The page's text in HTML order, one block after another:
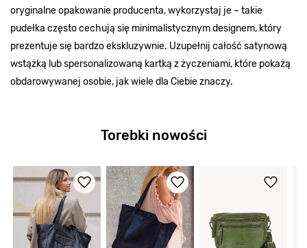
oryginalne opakowanie producenta, wykorzystaj je – takie
pudełka często cechują się minimalistycznym designem, który
prezentuje się bardzo ekskluzywnie. Uzupełnij całość satynową
wstążką lub spersonalizowaną kartką z życzeniami, które pokażą
obdarowywanej osobie, jak wiele dla Ciebie znaczy.
Torebki nowości